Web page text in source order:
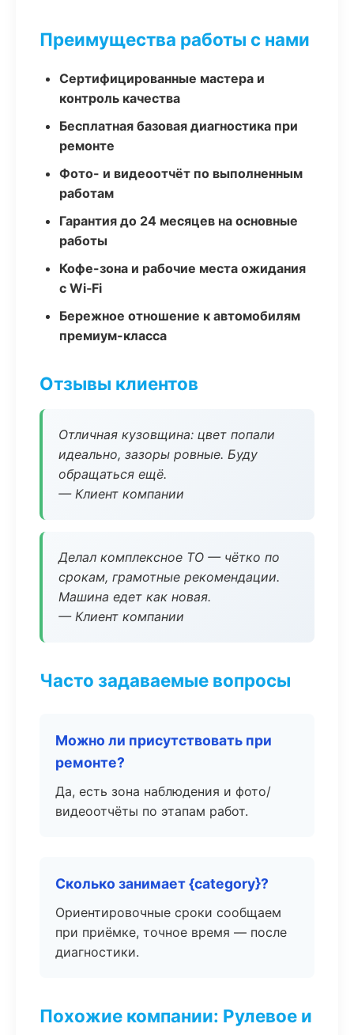
Преимущества работы с нами
Сертифицированные мастера и
контроль качества
Бесплатная базовая диагностика при
ремонте
Фото- и видеоотчёт по выполненным
работам
Гарантия до 24 месяцев на основные
работы
Кофе-зона и рабочие места ожидания
с Wi‑Fi
Бережное отношение к автомобилям
премиум-класса
Отзывы клиентов
Отличная кузовщина: цвет попали
идеально, зазоры ровные. Буду
обращаться ещё.
— Клиент компании
Делал комплексное ТО — чётко по
срокам, грамотные рекомендации.
Машина едет как новая.
— Клиент компании
Часто задаваемые вопросы
Можно ли присутствовать при
ремонте?
Да, есть зона наблюдения и фото/
видеоотчёты по этапам работ.
Сколько занимает {category}?
Ориентировочные сроки сообщаем
при приёмке, точное время — после
диагностики.
Похожие компании: Рулевое и